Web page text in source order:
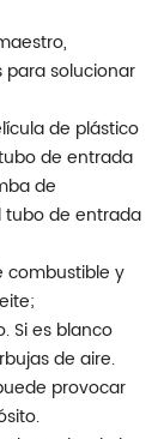
para solucionar
de plástico
de entrada
de
tubo de entrada
combustible y
Si es blanco
de aire.
provocar